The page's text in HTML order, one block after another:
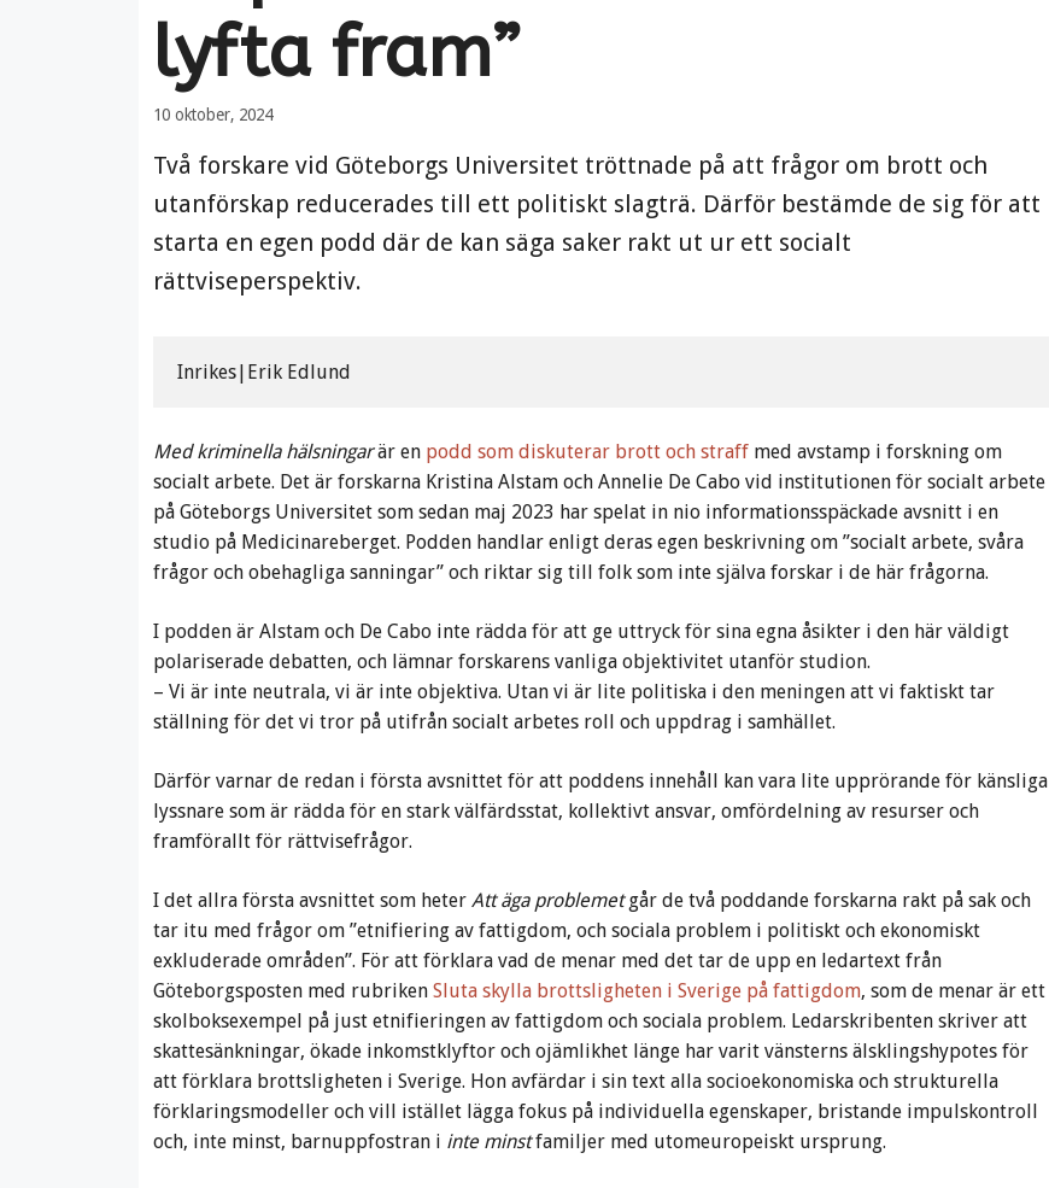
lyfta fram”
10 oktober, 2024
Två forskare vid Göteborgs Universitet tröttnade på att frågor om brott och
utanförskap reducerades till ett politiskt slagträ. Därför bestämde de sig för att
starta en egen podd där de kan säga saker rakt ut ur ett socialt
rättviseperspektiv.
Inrikes|Erik Edlund
Med kriminella hälsningarär en podd som diskuterar brott och straffmed avstamp i forskning om
socialt arbete. Det är forskarna Kristina Alstam och Annelie De Cabo vid institutionen för socialt arbete
på Göteborgs Universitet som sedan maj 2023 har spelat in nio informationsspäckade avsnitt i en
studio på Medicinareberget. Podden handlar enligt deras egen beskrivning om ”socialt arbete, svåra
frågor och obehagliga sanningar” och riktar sig till folk som inte själva forskar i de här frågorna.
I podden är Alstam och De Cabo inte rädda för att ge uttryck för sina egna åsikter i den här väldigt
polariserade debatten, och lämnar forskarens vanliga objektivitet utanför studion.
– Vi är inte neutrala, vi är inte objektiva. Utan vi är lite politiska i den meningen att vi faktiskt tar
ställning för det vi tror på utifrån socialt arbetes roll och uppdrag i samhället.
Därför varnar de redan i första avsnittet för att poddens innehåll kan vara lite upprörande för känsliga
lyssnare som är rädda för en stark välfärdsstat, kollektivt ansvar, omfördelning av resurser och
framförallt för rättvisefrågor.
I det allra första avsnittet som heter Att äga problemetgår de två poddande forskarna rakt på sak och
tar itu med frågor om ”etnifiering av fattigdom, och sociala problem i politiskt och ekonomiskt
exkluderade områden”. För att förklara vad de menar med det tar de upp en ledartext från
Göteborgsposten med rubriken Sluta skylla brottsligheten i Sverige på fattigdom, som de menar är ett
skolboksexempel på just etnifieringen av fattigdom och sociala problem. Ledarskribenten skriver att
skattesänkningar, ökade inkomstklyftor och ojämlikhet länge har varit vänsterns älsklingshypotes för
att förklara brottsligheten i Sverige. Hon avfärdar i sin text alla socioekonomiska och strukturella
förklaringsmodeller och vill istället lägga fokus på individuella egenskaper, bristande impulskontroll
och, inte minst, barnuppfostran i inte minstfamiljer med utomeuropeiskt ursprung.